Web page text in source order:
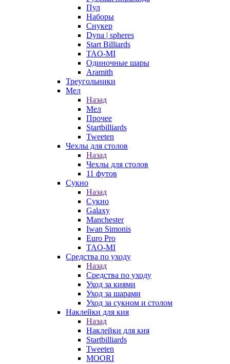
Пул
Наборы
Снукер
Dyna | spheres
Start Billiards
TAO-MI
Одиночные шары
Aramith
Треугольники
Мел
Назад
Мел
Прочее
Startbilliards
Tweeten
Чехлы для столов
Назад
Чехлы для столов
11 футов
Сукно
Назад
Сукно
Galaxy
Manchester
Iwan Simonis
Euro Pro
TAO-MI
Средства по уходу
Назад
Средства по уходу
Уход за киями
Уход за шарами
Уход за сукном и столом
Наклейки для кия
Назад
Наклейки для кия
Startbilliards
Tweeten
MOORI